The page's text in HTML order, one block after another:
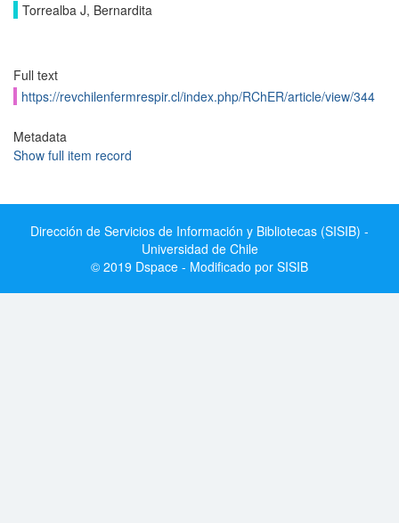
Torrealba J, Bernardita
Full text
https://revchilenfermrespir.cl/index.php/RChER/article/view/344
Metadata
Show full item record
Dirección de Servicios de Información y Bibliotecas (SISIB) -
Universidad de Chile
© 2019 Dspace - Modificado por SISIB